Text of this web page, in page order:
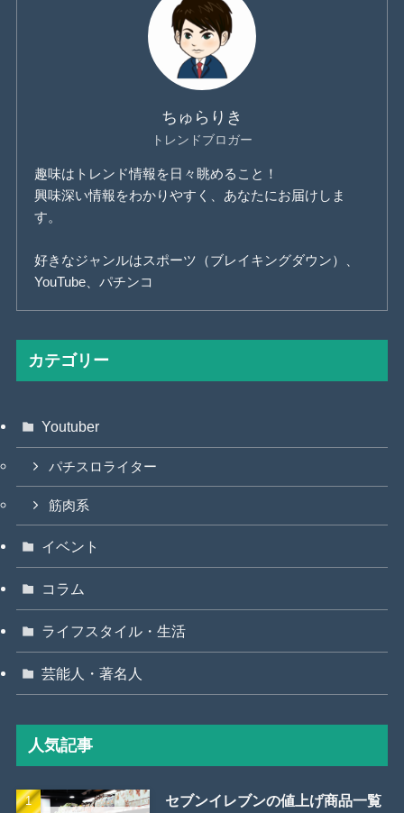
ちゅらりき
トレンドブロガー
趣味はトレンド情報を日々眺めること！
興味深い情報をわかりやすく、あなたにお届けしま
す。
好きなジャンルはスポーツ（ブレイキングダウン）、
YouTube、パチンコ
カテゴリー
Youtuber
パチスロライター
筋肉系
イベント
コラム
ライフスタイル・生活
芸能人・著名人
人気記事
セブンイレブンの値上げ商品一覧